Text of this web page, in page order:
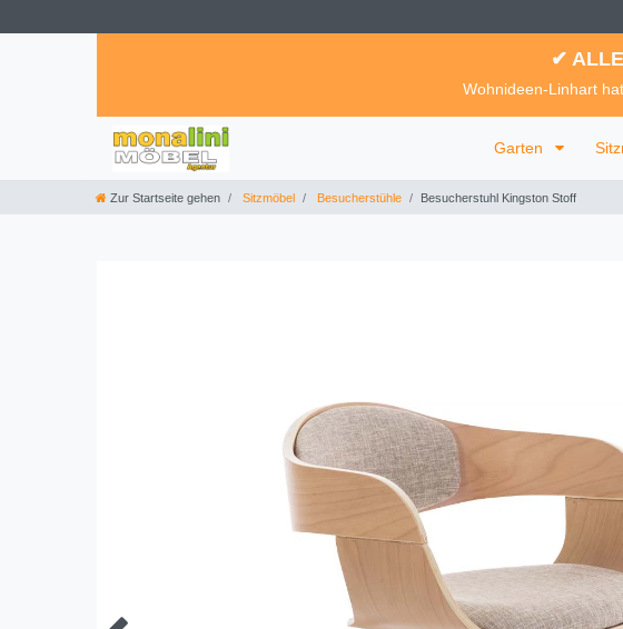
✔
Wohnideen-Linhart
Garten
Zur Startseite gehen Sitzmöbel Besucherstühle Besucherstuhl Kingston Stoff